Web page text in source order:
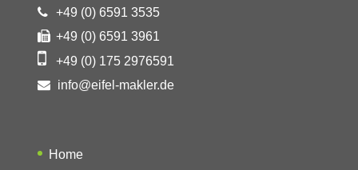
+49 (0) 6591 3535
+49 (0) 6591 3961
+49 (0) 175 2976591
info@eifel-makler.de
Home